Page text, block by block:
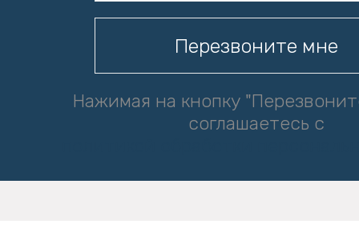
Нажимая на кнопку
соглашаетесь с